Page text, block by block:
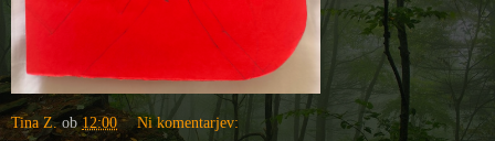
Tina Z. ob 12:00 Ni komentarjev: